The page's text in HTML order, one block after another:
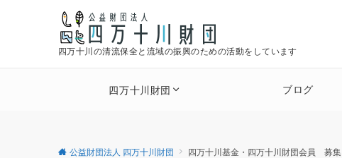
四万十川の清流保全と流域の振興のための活動をしています
四万十川財団 ブログ
公益財団法人 四万十川財団 四万十川基金・四万十川財団会員 募集